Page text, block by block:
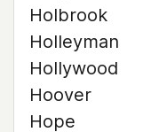
Holbrook
Holleyman
Hollywood
Hoover
Hope